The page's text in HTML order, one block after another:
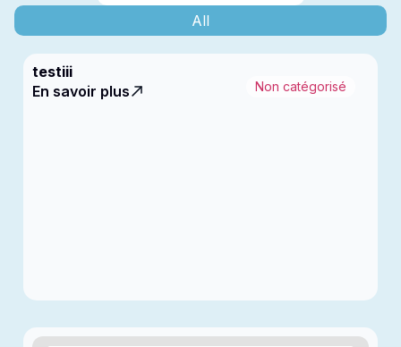
All
testiii
Non catégorisé
En savoir plus